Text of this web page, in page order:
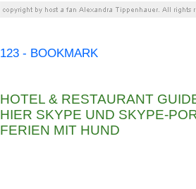
123 - BOOKMARK
HOTEL & RESTAURANT
HIER SKYPE UND SKYPE-
FERIEN MIT HUND